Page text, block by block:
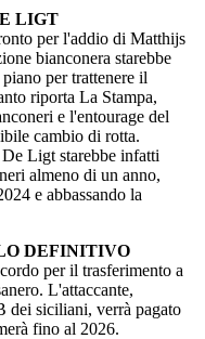
LIGT
per l'addio di Matthijs
bianconera starebbe
per trattenere il
riporta La Stampa,
e l'entourage del
cambio di rotta.
Ligt starebbe infatti
almeno di un anno,
e abbassando la
DEFINITIVO
per il trasferimento a
L'attaccante,
dei siciliani, verrà pagato
fino al 2026.